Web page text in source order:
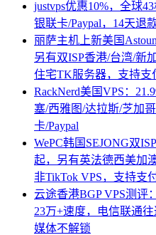
justvps优惠10%，全球
银联卡/Paypal，14天退
丽萨主机上新美国
另有双ISP香港/台湾/新
住宅TK服务器，支持支
RackNerd美国VPS：
塞/西雅图/达拉斯/芝加
卡/Paypal
WePC韩国SEJONG双
起，另有英法德西美加
非TikTok VPS，支持支
云途香港BGP VPS测评
23万+速度，电信联通
媒体不解锁